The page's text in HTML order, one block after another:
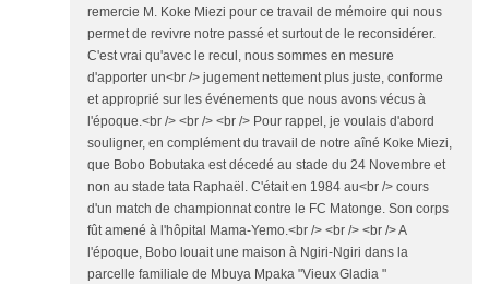
remercie M. Koke Miezi pour ce travail de mémoire qui nous
permet de revivre notre passé et surtout de le reconsidérer.
C'est vrai qu'avec le recul, nous sommes en mesure
d'apporter un<br /> jugement nettement plus juste, conforme
et approprié sur les événements que nous avons vécus à
l'époque.<br /> <br /> <br /> Pour rappel, je voulais d'abord
souligner, en complément du travail de notre aîné Koke Miezi,
que Bobo Bobutaka est décedé au stade du 24 Novembre et
non au stade tata Raphaël. C'était en 1984 au<br /> cours
d'un match de championnat contre le FC Matonge. Son corps
fût amené à l'hôpital Mama-Yemo.<br /> <br /> <br /> A
l'époque, Bobo louait une maison à Ngiri-Ngiri dans la
parcelle familiale de Mbuya Mpaka "Vieux Gladia "